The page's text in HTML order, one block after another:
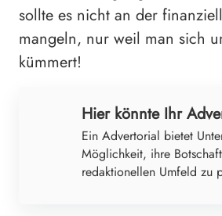
sollte es nicht an der
mangeln, nur weil man sich
kümmert!
Hier könnte Ihr
Ein Advertorial bietet
Möglichkeit, ihre
redaktionellen Umfeld zu